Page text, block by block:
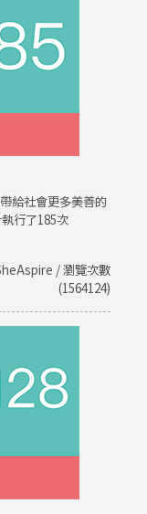
給社會更多美善的
行了185次
/ 瀏覽次數
(1564124)